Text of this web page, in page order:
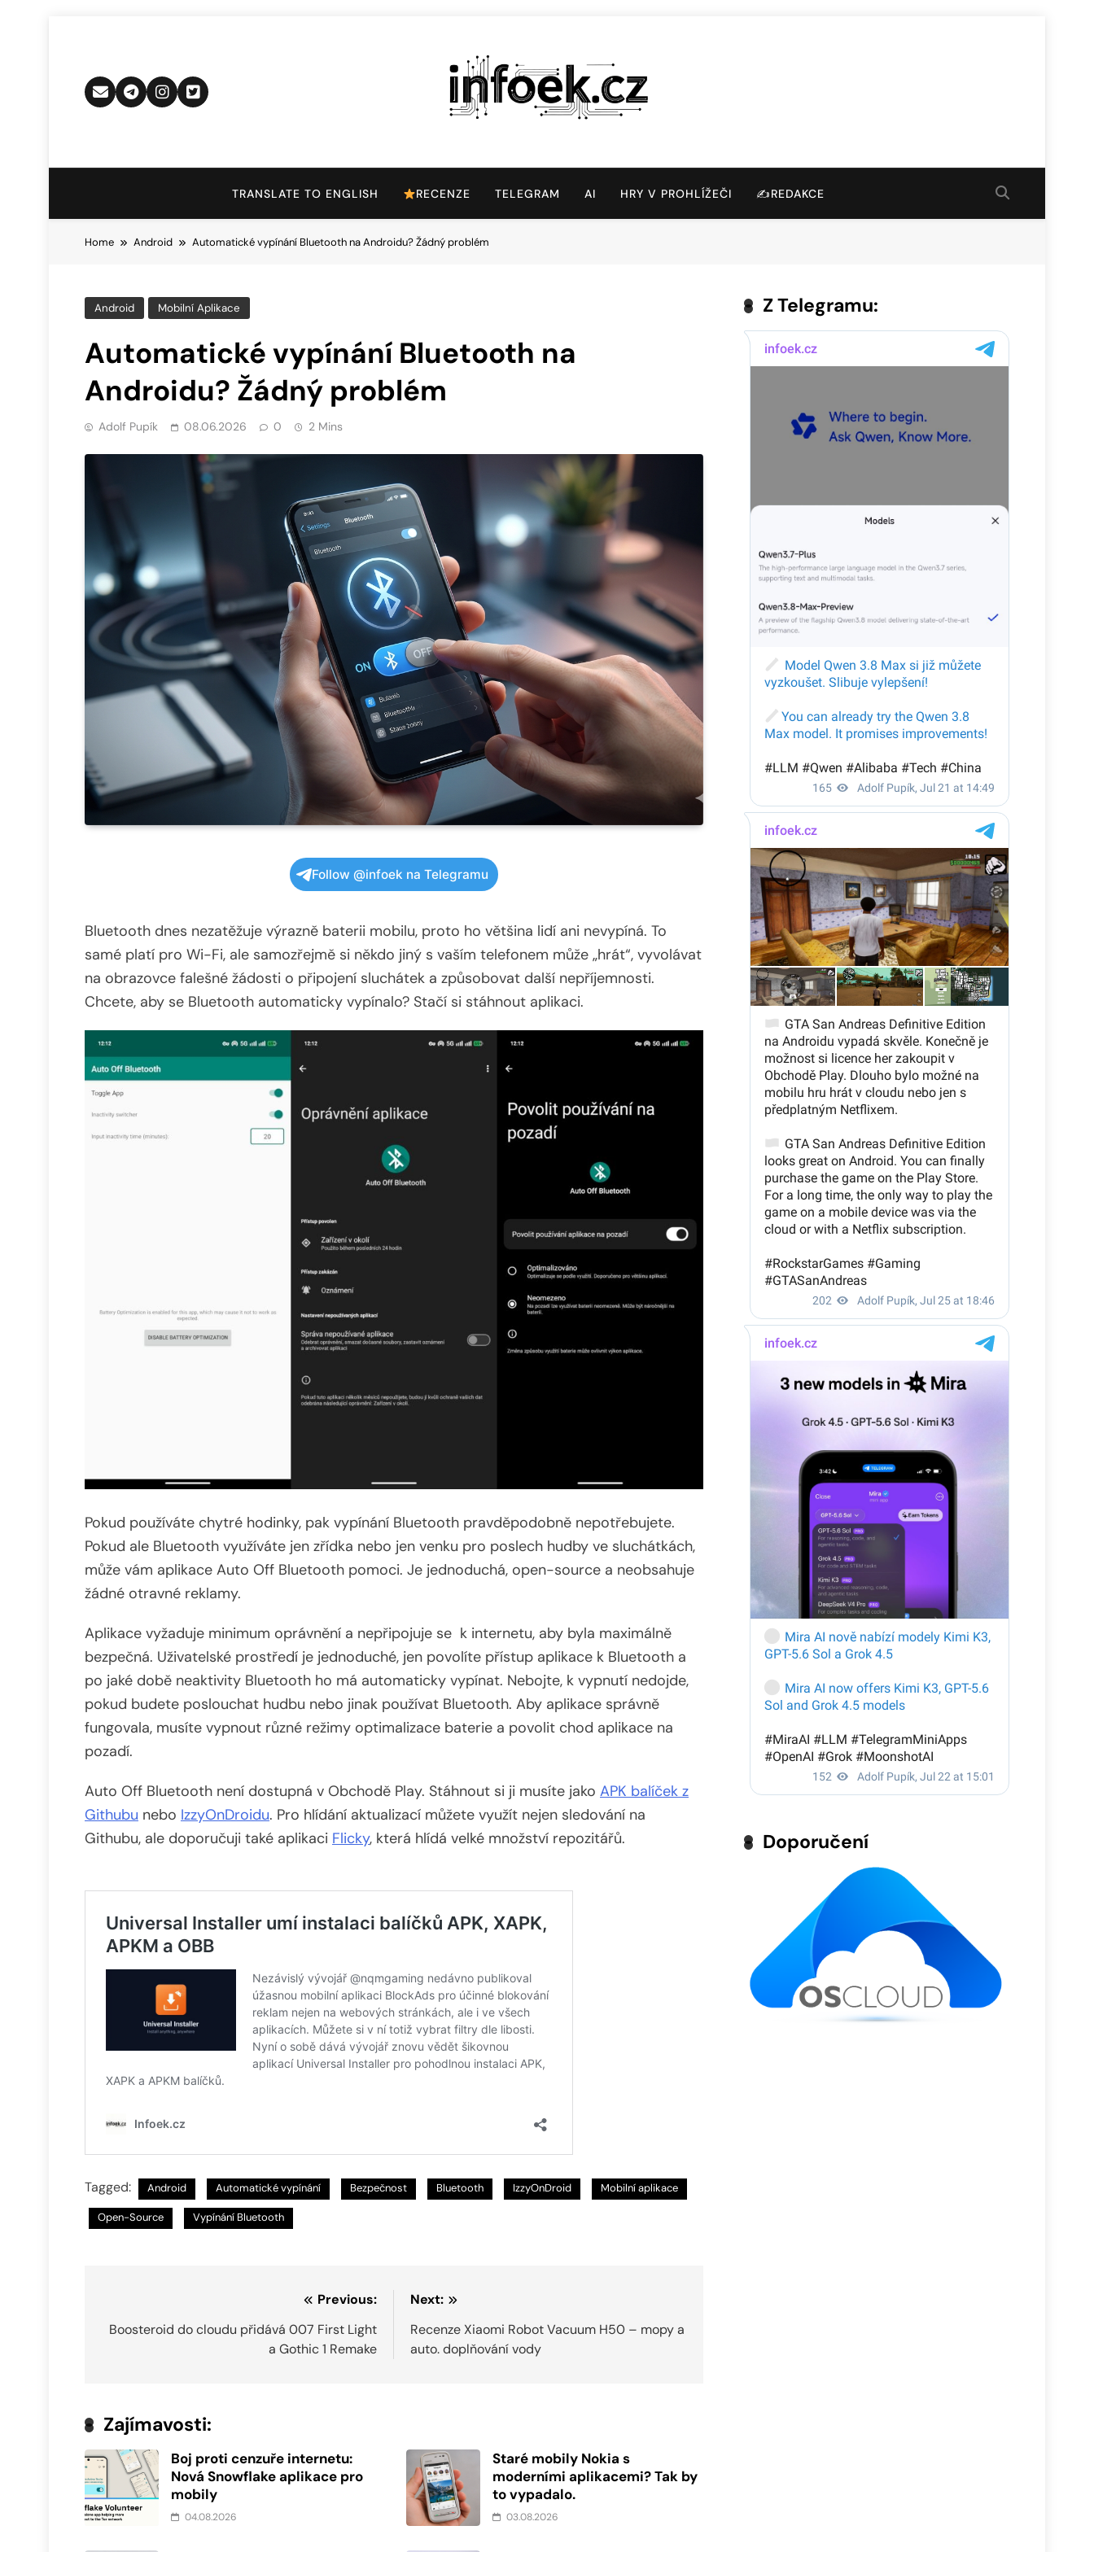
Infoek.cz
TRANSLATE TO ENGLISH RECENZE TELEGRAM AI HRY V PROHLÍŽEČI ✍️REDAKCE
Home Android Automatické vypínání Bluetooth na Androidu? Žádný problém
Android Mobilní Aplikace
Automatické vypínání Bluetooth na
Androidu? Žádný problém
Adolf Pupík 08.06.2026 0 2 Mins
Follow @infoek na Telegramu
Bluetooth dnes nezatěžuje výrazně baterii mobilu, proto ho většina lidí ani nevypíná. To
samé platí pro Wi-Fi, ale samozřejmě si někdo jiný s vaším telefonem může „hrát“, vyvolávat
na obrazovce falešné žádosti o připojení sluchátek a způsobovat další nepříjemnosti.
Chcete, aby se Bluetooth automaticky vypínalo? Stačí si stáhnout aplikaci.
Pokud používáte chytré hodinky, pak vypínání Bluetooth pravděpodobně nepotřebujete.
Pokud ale Bluetooth využíváte jen zřídka nebo jen venku pro poslech hudby ve sluchátkách,
může vám aplikace Auto Off Bluetooth pomoci. Je jednoduchá, open-source a neobsahuje
žádné otravné reklamy.
Aplikace vyžaduje minimum oprávnění a nepřipojuje se k internetu, aby byla maximálně
bezpečná. Uživatelské prostředí je jednoduché, jen povolíte přístup aplikace k Bluetooth a
po jaké době neaktivity Bluetooth ho má automaticky vypínat. Nebojte, k vypnutí nedojde,
pokud budete poslouchat hudbu nebo jinak používat Bluetooth. Aby aplikace správně
fungovala, musíte vypnout různé režimy optimalizace baterie a povolit chod aplikace na
pozadí.
Auto Off Bluetooth není dostupná v Obchodě Play. Stáhnout si ji musíte jako APK balíček z
Githubu nebo IzzyOnDroidu. Pro hlídání aktualizací můžete využít nejen sledování na
Githubu, ale doporučuji také aplikaci Flicky, která hlídá velké množství repozitářů.
Tagged: Android Automatické vypínání Bezpečnost Bluetooth IzzyOnDroid Mobilní aplikace
Open-Source Vypínání Bluetooth
pro
Previous:
Boosteroid do cloudu přidává 007 First Light
a Gothic 1 Remake
Next:
Recenze Xiaomi Robot Vacuum H50 – mopy a
auto. doplňování vody
Zajímavosti:
Boj proti cenzuře internetu:
Nová Snowflake aplikace pro
mobily
04.08.2026
Staré mobily Nokia s
moderními aplikacemi? Tak by
to vypadalo.
03.08.2026
Z Telegramu:
Doporučení